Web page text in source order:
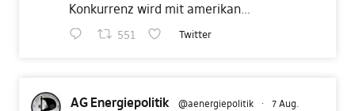
Konkurrenz wird mit amerikan…
551 Twitter
AG Energiepolitik @aenergiepolitik · 7 Aug.